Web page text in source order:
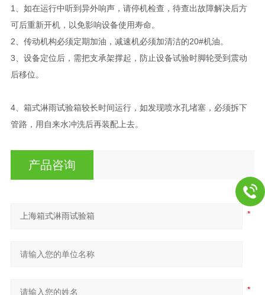
1、如在运行中听到异外响声，请停机检查，待查出故障解决后方
可后重新开机，以免影响设备使用寿命。
2、传动机构必须定期加油，减速机必须加清洁的20#机油。
3、设备定位后，需把支承架撑起，防止设备试验时脚轮受到震动
后移位。
4、箱式淋雨试验箱较长时间运行，如发现喷水孔堵塞，必须拆下
管路，用自来水冲洗后再装配上去。
产品咨询